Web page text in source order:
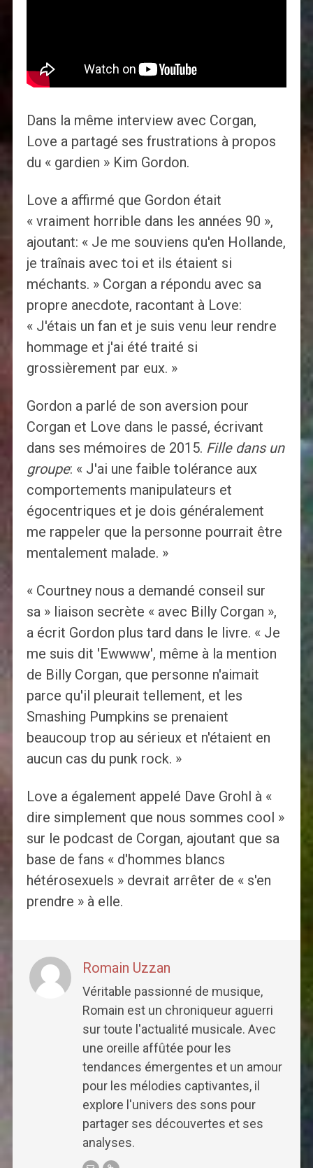
Dans la même interview avec Corgan,
Love a partagé ses frustrations à propos
du « gardien » Kim Gordon.
Love a affirmé que Gordon était
« vraiment horrible dans les années 90 »,
ajoutant: « Je me souviens qu'en Hollande,
je traînais avec toi et ils étaient si
méchants. » Corgan a répondu avec sa
propre anecdote, racontant à Love:
« J'étais un fan et je suis venu leur rendre
hommage et j'ai été traité si
grossièrement par eux. »
Gordon a parlé de son aversion pour
Corgan et Love dans le passé, écrivant
dans ses mémoires de 2015. Fille dans un
groupe: « J'ai une faible tolérance aux
comportements manipulateurs et
égocentriques et je dois généralement
me rappeler que la personne pourrait être
mentalement malade. »
« Courtney nous a demandé conseil sur
sa » liaison secrète « avec Billy Corgan »,
a écrit Gordon plus tard dans le livre. « Je
me suis dit 'Ewwww', même à la mention
de Billy Corgan, que personne n'aimait
parce qu'il pleurait tellement, et les
Smashing Pumpkins se prenaient
beaucoup trop au sérieux et n'étaient en
aucun cas du punk rock. »
Love a également appelé Dave Grohl à «
dire simplement que nous sommes cool »
sur le podcast de Corgan, ajoutant que sa
base de fans « d'hommes blancs
hétérosexuels » devrait arrêter de « s'en
prendre » à elle.
Romain Uzzan
Véritable passionné de musique,
Romain est un chroniqueur aguerri
sur toute l'actualité musicale. Avec
une oreille affûtée pour les
tendances émergentes et un amour
pour les mélodies captivantes, il
explore l'univers des sons pour
partager ses découvertes et ses
analyses.